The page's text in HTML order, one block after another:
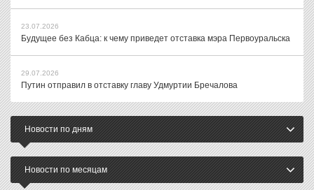
23.07.2026
Будущее без Кабца: к чему приведет отставка мэра Первоуральска
29.07.2026
Путин отправил в отставку главу Удмуртии Бречалова
Новости по дням
Новости по месяцам